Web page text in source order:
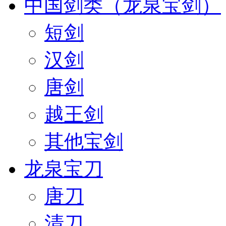
中国剑类（龙泉宝剑）
短剑
汉剑
唐剑
越王剑
其他宝剑
龙泉宝刀
唐刀